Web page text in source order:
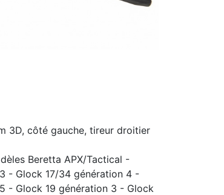
3D, côté gauche, tireur droitier
Beretta APX/Tactical -
- Glock 17/34 génération 4 -
- Glock 19 génération 3 - Glock